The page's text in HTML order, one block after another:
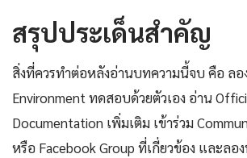
สรุปประเด็นสำคัญ
สิ่งที่ควรทำต่อหลังอ่านบทความนี้จบ คือ ลอ
Environment ทดสอบด้วยตัวเอง อ่าน
Documentation เพิ่มเติม เข้าร่วม
หรือ Facebook Group ที่เกี่ยวข้อง และลอ